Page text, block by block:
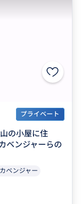
プライベート
の小屋に住
ベンジャーらの
ベンジャー